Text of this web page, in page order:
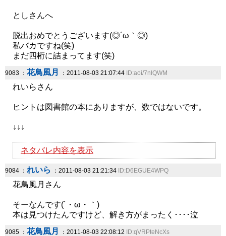
としさんへ
脱出おめでとうございます(◎´ω｀◎)
私バカですね(笑)
まだ四桁に詰まってます(笑)
9083 ： 花鳥風月 ：2011-08-03 21:07:44 ID:aoi/7nlQWM
れいらさん
ヒントは図書館の本にありますが、数ではないです。
↓↓↓
ネタバレ内容を表示
9084 ： れいら ：2011-08-03 21:21:34 ID:D6EGUE4WPQ
花鳥風月さん
そーなんです(´・ω・｀)
本は見つけたんですけど、解き方がまったく････泣
9085 ： 花鳥風月 ：2011-08-03 22:08:12 ID:qVRPteNcXs